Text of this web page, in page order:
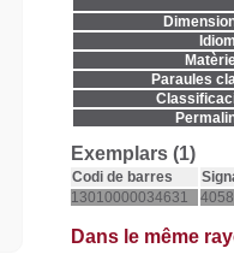
Paraules
Exemplars (1)
Codi de barres
13010000034631
Dans le même